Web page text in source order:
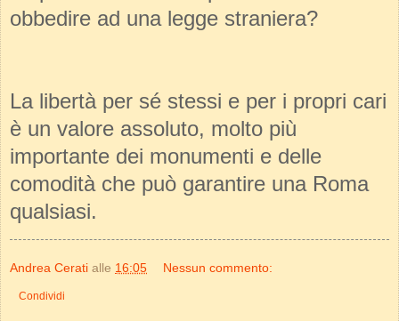
obbedire ad una legge straniera?
La libertà per sé stessi e per i propri cari
è un valore assoluto, molto più
importante dei monumenti e delle
comodità che può garantire una Roma
qualsiasi.
Andrea Cerati alle 16:05 Nessun commento:
Condividi